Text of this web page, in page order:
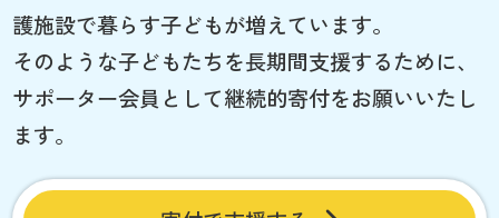
護施設で暮らす子どもが増えています。
そのような子どもたちを長期間支援するために、
サポーター会員として継続的寄付をお願いいたし
ます。